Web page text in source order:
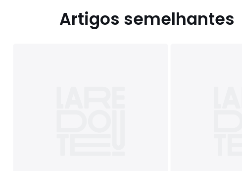
Artigos semelhantes